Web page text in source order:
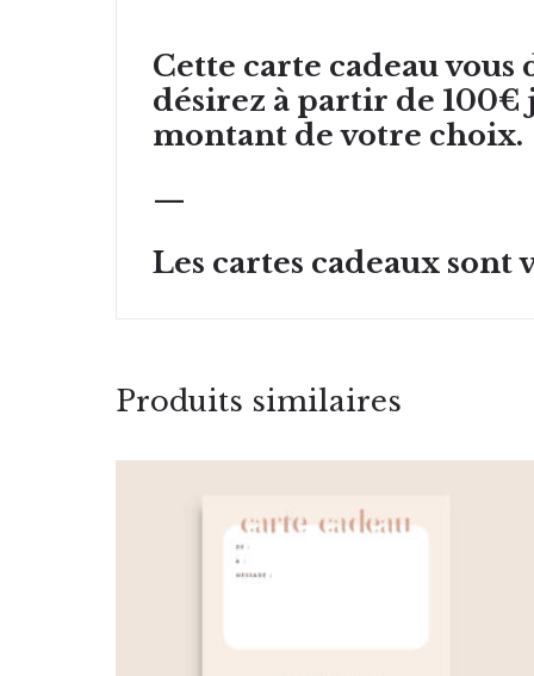
Cette carte cadeau vous
désirez à partir de 100€
montant de votre choix.
—
Les cartes cadeaux sont
Produits similaires